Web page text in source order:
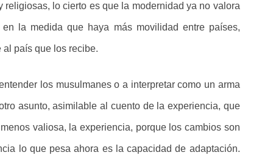
lo cierto es que la modernidad ya no valora
la medida que haya más movilidad entre países,
país que los recibe.
los musulmanes o a interpretar como un arma
asunto, asimilable al cuento de la experiencia, que
valiosa, la experiencia, porque los cambios son
lo que pesa ahora es la capacidad de adaptación.